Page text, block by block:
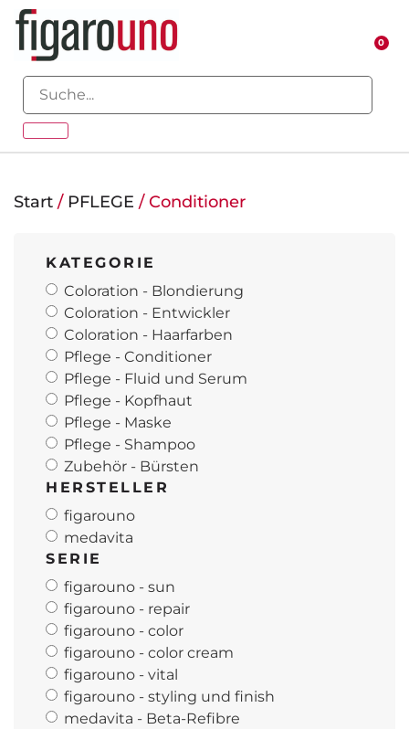
0
Start / PFLEGE / Conditioner
KATEGORIE
Coloration - Blondierung
Coloration - Entwickler
Coloration - Haarfarben
Pflege - Conditioner
Pflege - Fluid und Serum
Pflege - Kopfhaut
Pflege - Maske
Pflege - Shampoo
Zubehör - Bürsten
HERSTELLER
figarouno
medavita
SERIE
figarouno - sun
figarouno - repair
figarouno - color
figarouno - color cream
figarouno - vital
figarouno - styling und finish
medavita - Beta-Refibre